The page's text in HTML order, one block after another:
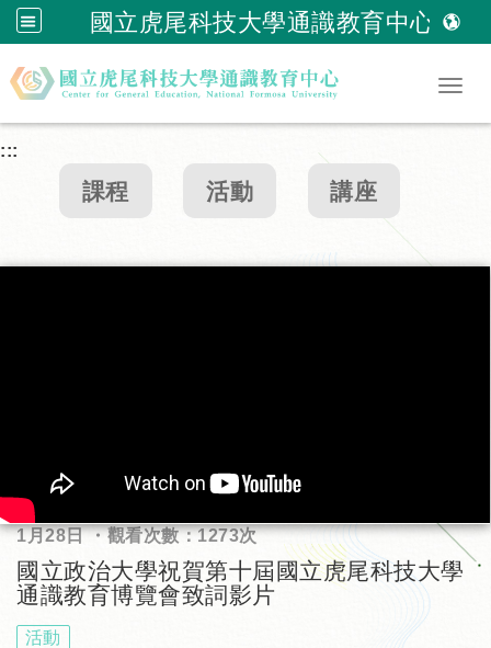
國立虎尾科技大學通識教育中心
跳到主要內容
:::
課程 活動 講座
1月28日 ・觀看次數：1273次
國立政治大學祝賀第十屆國立虎尾科技大學
通識教育博覽會致詞影片
活動